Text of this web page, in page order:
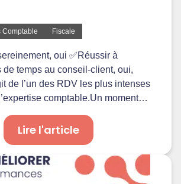
Comptable Fiscale
oui ✅Réussir à
de temps au conseil-client, oui,
de l’un des RDV les plus intenses
comptable.Un moment…
Lire l'article